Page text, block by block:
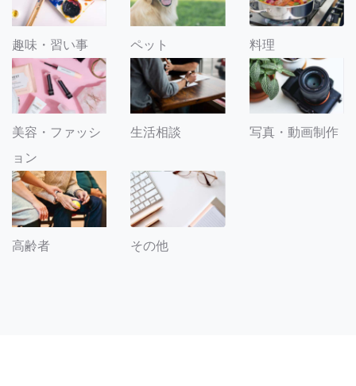
趣味・習い事 ペット 料理
美容・ファッシ
ョン
生活相談 写真・動画制作
高齢者 その他